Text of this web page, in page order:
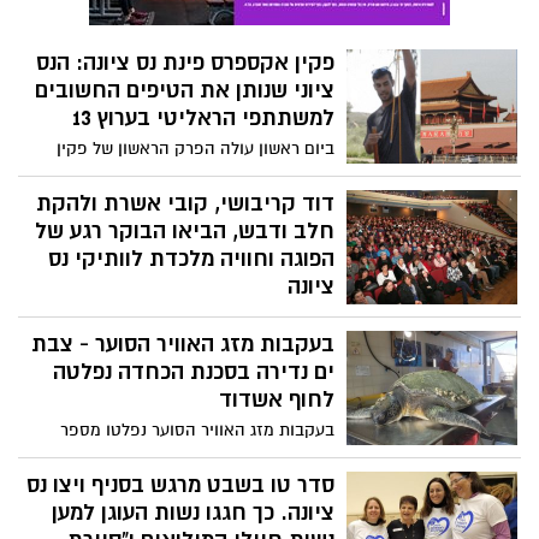
קלינרמן, רקדניות 'להקת וולר' ו'קבוצת
למיזם "שובי לביתך", בקריאה להשבת כל
החטופים הביתה, עכשיו! צפו בתמונות
שצלמה יעל שגיא
פקין אקספרס פינת נס ציונה: הנס
ציוני שנותן את הטיפים החשובים
למשתתפי הראליטי בערוץ 13
ביום ראשון עולה הפרק הראשון של פקין
אקספרס הראליטי החדש של ערוץ 13.
המתמודדים נאלצים להסתדר עם דולר אחד
ביום במזרח הרחוק בדרך לפרס הגדול. וממי
אפשר ללמוד להסתדר במציאות המאתגרת?.
דוד קריבושי, קובי אשרת ולהקת
חלב ודבש, הביאו הבוקר רגע של
הפוגה וחוויה מלכדת לוותיקי נס
ציונה
בוקר של הפוגה כל כך נדרשת, לאזרחים
הותיקים! כיף היה לראות אותם הבוקר,
באולם מלא עד אפס מקום. כשעל הבמה דוד
קריבושי, קובי אשרת ולהקת חלב ודבש.
פעם, שתמיד ובימים אלו במיוחד, מחממים
בעקבות מזג האוויר הסוער - צבת
ים נדירה בסכנת הכחדה נפלטה
לחוף אשדוד
בעקבות מזג האוויר הסוער נפלטו מספר
צבים ביממה האחרונה מהים אל החופים.
באשדוד אותרה צבה נדירה בת 60 כשהיא
באפיסת כוחות, ונלקחה לטיפול במרכז
ההצלה במכומרת
סדר טו בשבט מרגש בסניף ויצו נס
ציונה. כך חגגו נשות העוגן למען